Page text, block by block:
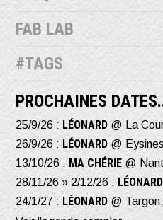
FAB LAB
#TAGS
PROCHAINES
25/9/26 : LÉONARD @ La
26/9/26 : LÉONARD @
13/10/26 : MA CHÉRIE @
28/11/26 » 2/12/26 : LÉONARD
24/1/27 : LÉONARD @